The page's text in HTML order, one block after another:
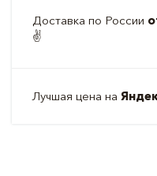
Доставка по России
✌️
Лучшая цена на